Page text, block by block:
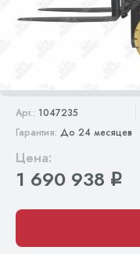
Арт.: 1047235
Гарантия: До 24 месяцев
Цена:
1 690 938 q